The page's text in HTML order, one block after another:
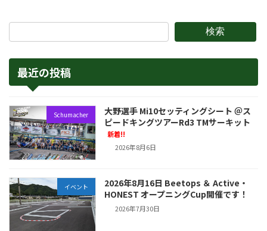
検索
最近の投稿
Schumacher
大野選手 Mi10セッティングシート ＠ス
ピードキングツアーRd3 TMサーキット
新着!!
2026年8月6日
イベント
2026年8月16日 Beetops ＆ Active・
HONEST オープニングCup開催です！
2026年7月30日